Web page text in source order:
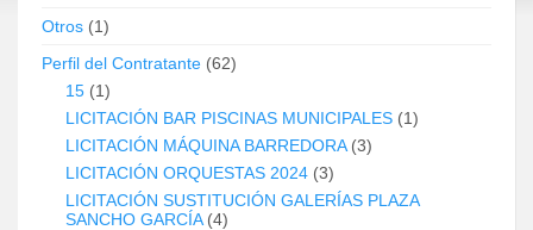
Otros (1)
Perfil del Contratante (62)
15 (1)
LICITACIÓN BAR PISCINAS MUNICIPALES (1)
LICITACIÓN MÁQUINA BARREDORA(3)
LICITACIÓN ORQUESTAS 2024 (3)
LICITACIÓN SUSTITUCIÓN GALERÍAS PLAZA
SANCHO GARCÍA(4)